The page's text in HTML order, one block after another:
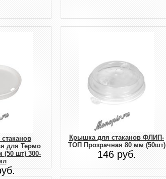
для Термо
(50 шт) 300-
Крышка для стаканов ФЛИП-
ТОП Прозрачная 80 мм (50шт)
146 руб.